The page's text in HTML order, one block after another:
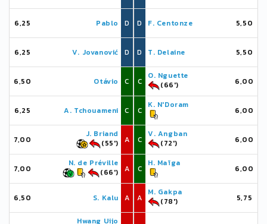
6,25 Pablo D
6,25 V. Jovanović D
6,50 Otávio C
6,25 A. Tchouameni C
7,00
J. Briand
(55')
A
7,00
N. de Préville
(66')
A
6,50 S. Kalu A
Hwang Uijo
D F. Centonze 5,50
D T. Delaine 5,50
C
O. Nguette
(66')
6,00
C
K. N'Doram
6,00
C
V. Angban
(72')
6,00
C
H. Maïga
6,00
A
M. Gakpa
(78')
5,75